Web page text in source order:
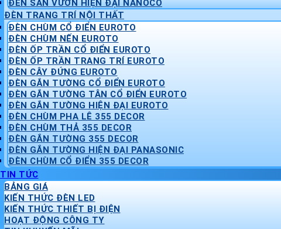
ĐÈN SÂN VƯỜN HIỆN ĐẠI NANOCO
ĐÈN TRANG TRÍ NỘI THẤT
ĐÈN CHÙM CỔ ĐIỂN EUROTO
ĐÈN CHÙM NẾN EUROTO
ĐÈN ỐP TRẦN CỔ ĐIỂN EUROTO
ĐÈN ỐP TRẦN TRANG TRÍ EUROTO
ĐÈN CÂY ĐỨNG EUROTO
ĐÈN GẮN TƯỜNG CỔ ĐIỂN EUROTO
ĐÈN GẮN TƯỜNG TÂN CỔ ĐIỂN EUROTO
ĐÈN GẮN TƯỜNG HIỆN ĐẠI EUROTO
ĐÈN CHÙM PHA LÊ 355 DECOR
ĐÈN CHÙM THẢ 355 DECOR
ĐÈN GẮN TƯỜNG 355 DECOR
ĐÈN GẮN TƯỜNG HIỆN ĐẠI PANASONIC
ĐÈN CHÙM CỔ ĐIỂN 355 DECOR
TIN TỨC
BẢNG GIÁ
KIẾN THỨC ĐÈN LED
KIẾN THỨC THIẾT BỊ ĐIỆN
HOẠT ĐỘNG CÔNG TY